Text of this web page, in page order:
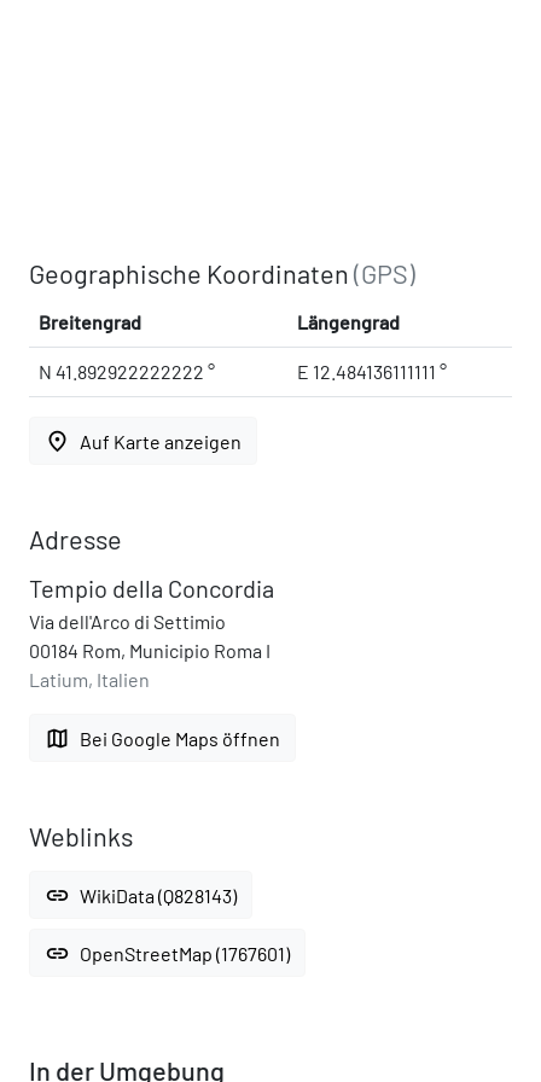
Geographische Koordinaten(GPS)
Breitengrad Längengrad
N 41.892922222222 ° E 12.484136111111 °
place Auf Karte anzeigen
Adresse
Tempio della Concordia
Via dell'Arco di Settimio
00184 Rom, Municipio Roma I
Latium, Italien
map Bei Google Maps öffnen
Weblinks
link WikiData (Q828143)
link OpenStreetMap (1767601)
In der Umgebung